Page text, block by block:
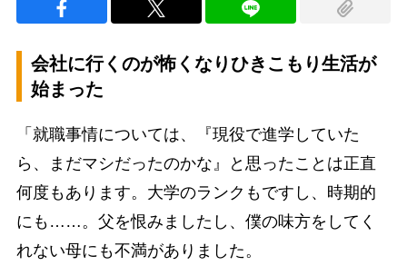
会社に行くのが怖くなりひきこもり生活が
始まった
「就職事情については、『現役で進学していた
ら、まだマシだったのかな』と思ったことは正直
何度もあります。大学のランクもですし、時期的
にも……。父を恨みましたし、僕の味方をしてく
れない母にも不満がありました。